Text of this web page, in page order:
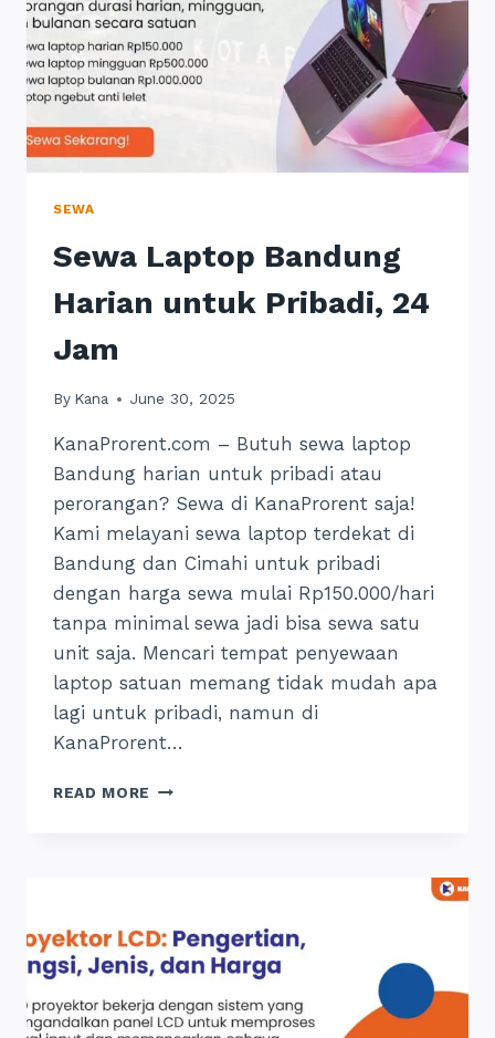
SEWA
Sewa Laptop Bandung
Harian untuk Pribadi, 24
Jam
By Kana June 30, 2025
KanaProrent.com – Butuh sewa laptop
Bandung harian untuk pribadi atau
perorangan? Sewa di KanaProrent saja!
Kami melayani sewa laptop terdekat di
Bandung dan Cimahi untuk pribadi
dengan harga sewa mulai Rp150.000/hari
tanpa minimal sewa jadi bisa sewa satu
unit saja. Mencari tempat penyewaan
laptop satuan memang tidak mudah apa
lagi untuk pribadi, namun di
KanaProrent…
READ MORE SEWA
24
JAM